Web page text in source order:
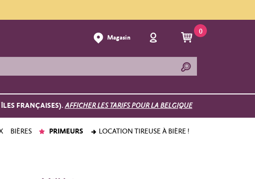
Magasin
0
FRANÇAISES).AFFICHER LES TARIFS POUR LA BELGIQUE
BIÈRES PRIMEURS LOCATION TIREUSE À BIÈRE !